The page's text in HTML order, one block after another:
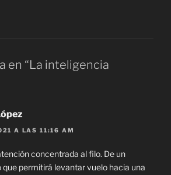
en “La inteligencia
A LAS 11:16 AM
concentrada al filo. De un
que permitirá levantar vuelo hacia una